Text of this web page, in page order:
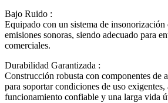
Bajo Ruido :
Equipado con un sistema de
emisiones sonoras, siendo adecuado para
comerciales.
Durabilidad Garantizada :
Construcción robusta con componentes de
para soportar condiciones de uso exigentes,
funcionamiento confiable y una larga vida